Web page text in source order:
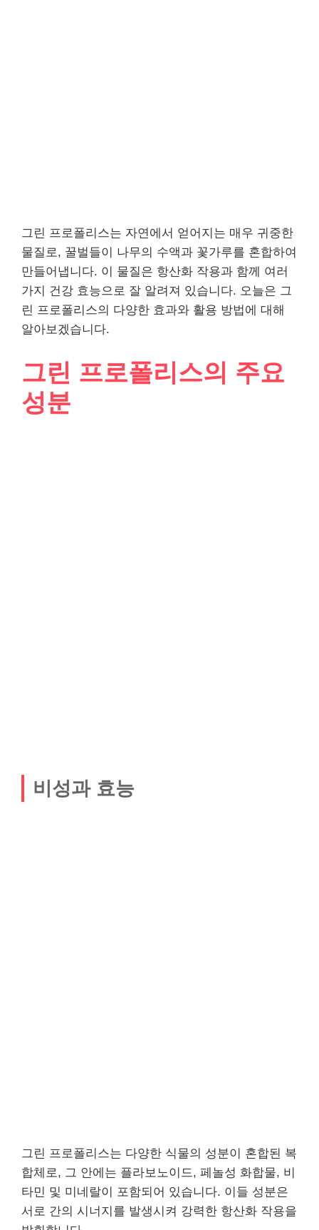
그린 프로폴리스는 자연에서 얻어지는 매우 귀중한
물질로, 꿀벌들이 나무의 수액과 꽃가루를 혼합하여
만들어냅니다. 이 물질은 항산화 작용과 함께 여러
가지 건강 효능으로 잘 알려져 있습니다. 오늘은 그
린 프로폴리스의 다양한 효과와 활용 방법에 대해
알아보겠습니다.
그린 프로폴리스의 주요
성분
비성과 효능
그린 프로폴리스는 다양한 식물의 성분이 혼합된 복
합체로, 그 안에는 플라보노이드, 페놀성 화합물, 비
타민 및 미네랄이 포함되어 있습니다. 이들 성분은
서로 간의 시너지를 발생시켜 강력한 항산화 작용을